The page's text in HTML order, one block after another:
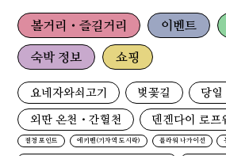
볼거리・즐길거리 이벤트
숙박 정보 쇼핑
요네자와쇠고기 벚꽃길 당일
외딴 온천・간헐천 덴겐다이 로프
절경 포인트 에키벤(기차역 도시락) 플라워 나가이선